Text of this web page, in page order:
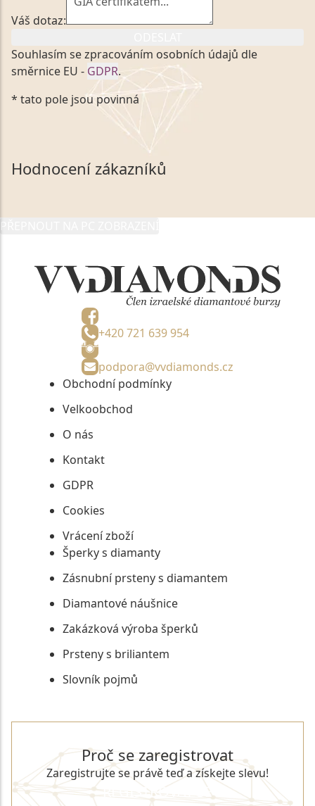
Váš dotaz:
Souhlasím se zpracováním osobních údajů dle
směrnice EU - GDPR.
Kliknutím na výše uvedený odkaz, v souladu se
zákonem č. 101/2000 Sb. v platném znění výslovně
souhlasím se zpracováním a uchováním veškerých
mých osobních údajů, které poskytuji prostřednictvím
společnosti VVDiamonds s.r.o., IČO: 05892481. Tyto
údaje poskytuji společnosti VVDiamonds s.r.o., IČO:
* tato pole jsou povinná
Hodnocení zákazníků
+420 721 639 954
podpora@vvdiamonds.cz
Obchodní podmínky
Velkoobchod
O nás
Kontakt
GDPR
Cookies
Vrácení zboží
Šperky s diamanty
Zásnubní prsteny s diamantem
Diamantové náušnice
Zakázková výroba šperků
Prsteny s briliantem
Slovník pojmů
Proč se zaregistrovat
Zaregistrujte se právě teď a získejte slevu!
REGISTROVAT SE